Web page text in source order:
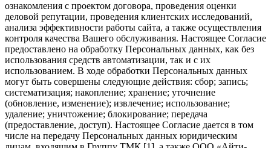
ознакомления с проектом договора, проведения оценки
деловой репутации, проведения клиентских исследований,
анализа эффективности работы сайта, а также осуществления
контроля качества Вашего обслуживания. Настоящее Согласие
предоставлено на обработку Персональных данных, как без
использования средств автоматизации, так и с их
использованием. В ходе обработки Персональных данных
могут быть совершены следующие действия: сбор; запись;
систематизация; накопление; хранение; уточнение
(обновление, изменение); извлечение; использование;
удаление; уничтожение; блокирование; передача
(предоставление, доступ). Настоящее Согласие дается в том
числе на передачу Персональных данных юридическим